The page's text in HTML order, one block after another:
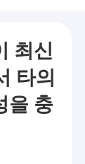
최신
타의
을 충